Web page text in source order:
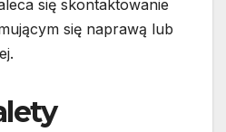
się skontaktowanie
się naprawą lub